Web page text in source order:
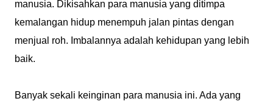
manusia. Dikisahkan para manusia yang ditimpa
kemalangan hidup menempuh jalan pintas dengan
menjual roh. Imbalannya adalah kehidupan yang lebih
baik.
Banyak sekali keinginan para manusia ini. Ada yang